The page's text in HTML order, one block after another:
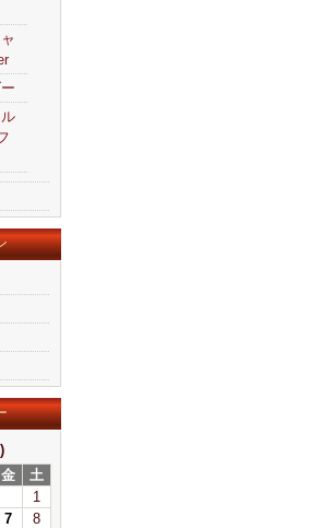
金
土
1
7
8